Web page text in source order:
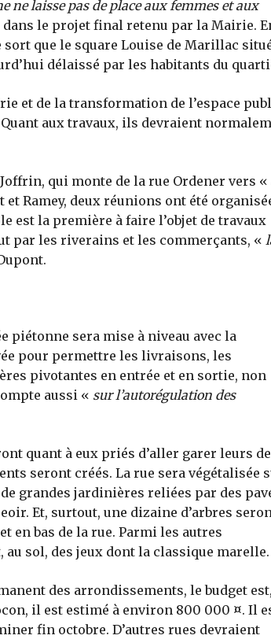
ne laisse pas de place aux femmes et aux
le projet final retenu par la Mairie.
que le square Louise de Marillac
délaissé par les habitants du
et de la transformation de l’espace
aux travaux, ils devraient
qui monte de la rue Ordener vers «
Ramey, deux réunions ont été
est la première à faire l’objet de travaux
par les riverains et les commerçants, «
piétonne sera mise à niveau avec la
pour permettre les livraisons, les
pivotantes en entrée et en sortie, non
aussi « sur l’autorégulation des
quant à eux priés d’aller garer leurs
seront créés. La rue sera végétalisée
grandes jardinières reliées par des
Et, surtout, une dizaine d’arbres
en bas de la rue. Parmi les autres
au sol, des jeux dont la classique marelle.
des arrondissements, le budget
il est estimé à environ 800 000 ¤. Il
fin octobre. D’autres rues devraient